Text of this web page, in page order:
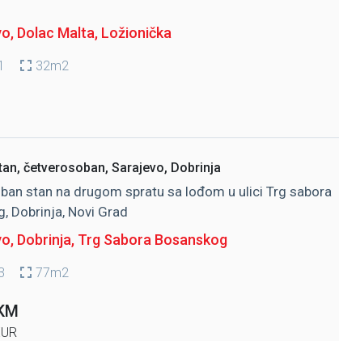
Dolac Malta, Ložionička
32m2
četverosoban, Sarajevo, Dobrinja
stan na drugom spratu sa lođom u ulici Trg sabora
Dobrinja, Novi Grad
Dobrinja, Trg Sabora Bosanskog
77m2